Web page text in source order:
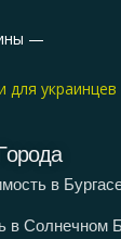
—
для украинцев
в
в Солнечном